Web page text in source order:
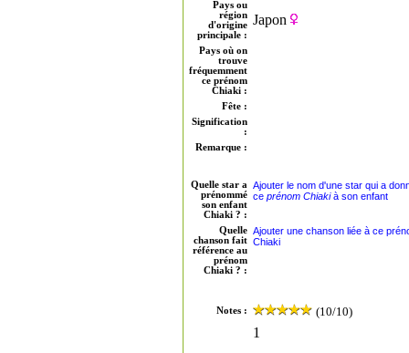
Pays ou
région
d'origine
principale :
Japon
Pays où on
trouve
fréquemment
ce prénom
Chiaki :
Fête :
Signification
:
Remarque :
Quelle star a
prénommé
son enfant
Chiaki ? :
Ajouter le nom d'une star qui a
ce prénom Chiakià son enfant
Quelle
chanson fait
référence au
prénom
Chiaki ? :
Ajouter une chanson liée à ce
Chiaki
Notes : (10/10)
1